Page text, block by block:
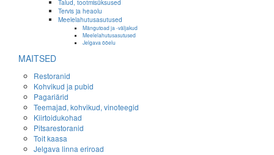
Talud, tootmisüksused
Tervis ja heaolu
Meelelahutusasutused
Mängutoad ja -väljakud
Meelelahutusasutused
Jelgava ööelu
MAITSED
Restoranid
Kohvikud ja pubid
Pagariärid
Teemajad, kohvikud, vinoteegid
Kiirtoidukohad
Pitsarestoranid
Toit kaasa
Jelgava linna eriroad